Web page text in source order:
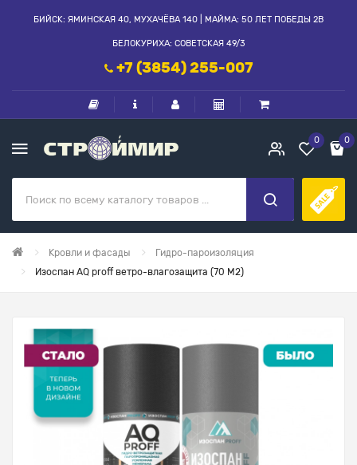
БИЙСК: ЯМИНСКАЯ 40, МУХАЧЁВА 140 | МАЙМА: 50 ЛЕТ ПОБЕДЫ 2В
БЕЛОКУРИХА: СОВЕТСКАЯ 49/3
+7 (3854) 255-007
0 0
Кровли и фасады
Гидро-пароизоляция
Изоспан АQ proff ветро-влагозащита (70 М2)